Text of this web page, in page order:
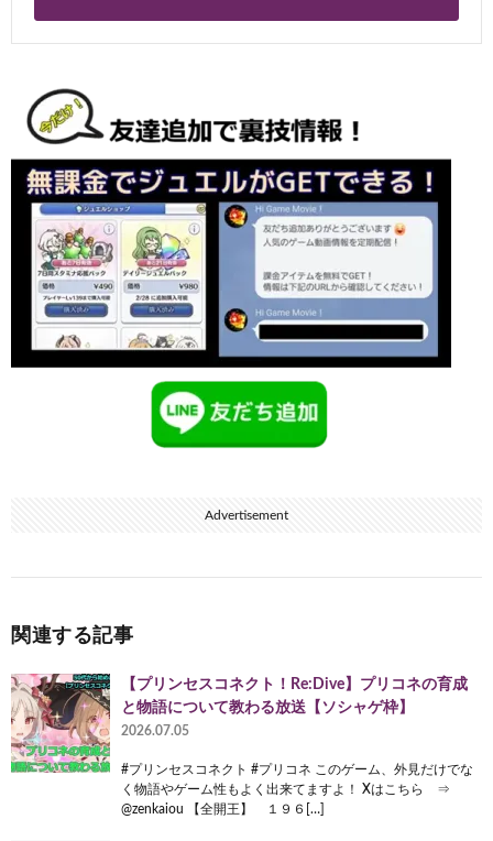
Advertisement
関連する記事
【プリンセスコネクト！Re:Dive】プリコネの育成
と物語について教わる放送【ソシャゲ枠】
2026.07.05
#プリンセスコネクト #プリコネ このゲーム、外見だけでな
く物語やゲーム性もよく出来てますよ！ Xはこちら ⇒
@zenkaiou 【全開王】 １９６[…]